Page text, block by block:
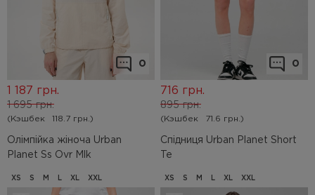
0
Олімпійка жіноча Urban
Planet Ss Ovr Mlk
1 695 грн.
1 187 грн.
(Кэшбек 118.7 грн.)
XS S M L XL XXL
0
Спідниця Urban Planet Short
Te
895 грн.
716 грн.
(Кэшбек 71.6 грн.)
XS S M L XL XXL